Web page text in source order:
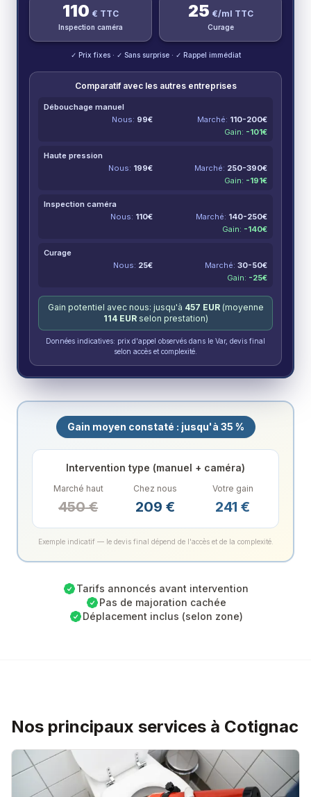
110 € TTC
Inspection caméra
25 €/ml TTC
Curage
✓ Prix fixes · ✓ Sans surprise · ✓ Rappel immédiat
Comparatif avec les autres entreprises
Débouchage manuel
Nous: 99€ Marché: 110-200€
Gain: -101€
Haute pression
Nous: 199€ Marché: 250-390€
Gain: -191€
Inspection caméra
Nous: 110€ Marché: 140-250€
Gain: -140€
Curage
Nous: 25€ Marché: 30-50€
Gain: -25€
Gain potentiel avec nous: jusqu'à 457 EUR(moyenne
114EURselon prestation)
Données indicatives: prix d'appel observés dans le Var, devis final
selon accès et complexité.
Gain moyen constaté : jusqu'à 35 %
Intervention type (manuel + caméra)
Marché haut
450€
Chez nous
209 €
Votre gain
241 €
Exemple indicatif — le devis final dépend de l'accès et de la complexité.
Tarifs annoncés avant intervention
Pas de majoration cachée
Déplacement inclus (selon zone)
Nos principaux services à Cotignac